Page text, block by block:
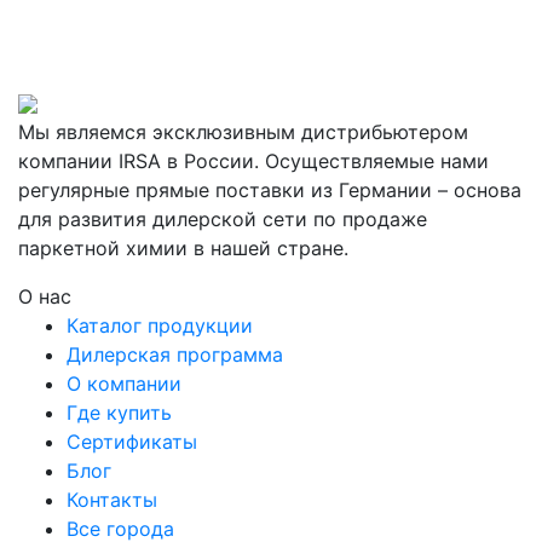
Мы являемся эксклюзивным дистрибьютером
компании IRSA в России. Осуществляемые нами
регулярные прямые поставки из Германии – основа
для развития дилерской сети по продаже
паркетной химии в нашей стране.
О нас
Каталог продукции
Дилерская программа
О компании
Где купить
Сертификаты
Блог
Контакты
Все города